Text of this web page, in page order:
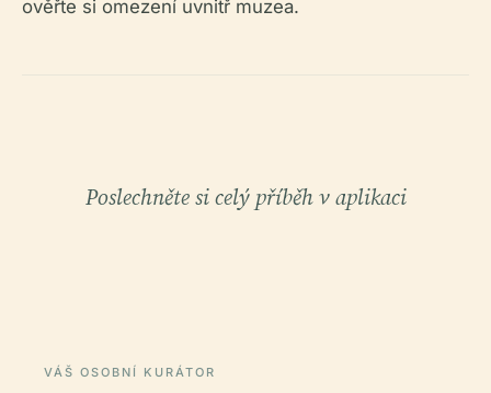
ověřte si omezení uvnitř muzea.
Poslechněte si celý příběh v aplikaci
VÁŠ OSOBNÍ KURÁTOR